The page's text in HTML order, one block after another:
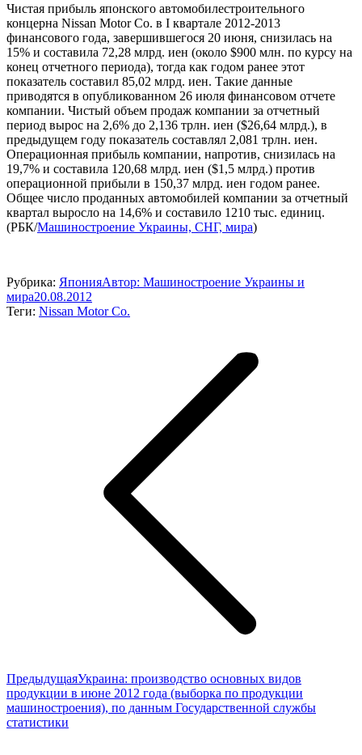
Чистая прибыль японского автомобилестроительного
концерна Nissan Motor Co. в I квартале 2012-2013
финансового года, завершившегося 20 июня, снизилась на
15% и составила 72,28 млрд. иен (около $900 млн. по курсу на
конец отчетного периода), тогда как годом ранее этот
показатель составил 85,02 млрд. иен. Такие данные
приводятся в опубликованном 26 июля финансовом отчете
компании. Чистый объем продаж компании за отчетный
период вырос на 2,6% до 2,136 трлн. иен ($26,64 млрд.), в
предыдущем году показатель составлял 2,081 трлн. иен.
Операционная прибыль компании, напротив, снизилась на
19,7% и составила 120,68 млрд. иен ($1,5 млрд.) против
операционной прибыли в 150,37 млрд. иен годом ранее.
Общее число проданных автомобилей компании за отчетный
квартал выросло на 14,6% и составило 1210 тыс. единиц.
(РБК/Машиностроение Украины, СНГ, мира)
Рубрика: ЯпонияАвтор: Машиностроение Украины и
мира20.08.2012
Теги: Nissan Motor Co.
ПредыдущаяПредыдущая
запись:
Украина: производство основных видов
продукции в июне 2012 года (выборка по продукции
машиностроения), по данным Государственной службы
статистики